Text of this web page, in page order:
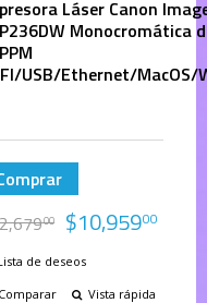
Láser Canon
Monocromática
USB/Ethernet/MacOS/
00 $10,95900
de deseos
Comparar
Vista rápida